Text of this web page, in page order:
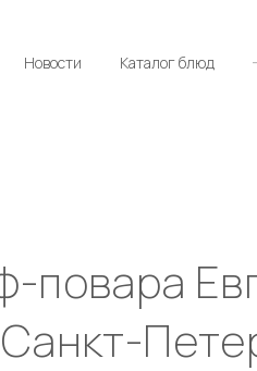
Каталог блюд
Новости
повара